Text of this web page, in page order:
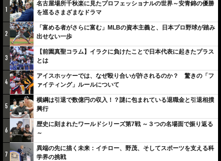
1
名古屋場所千秋楽に見たプロフェッショナルの世界～安青錦の優勝
を巡るさまざまなドラマ
2
「富める者がさらに富む」MLBの資本主義と、日本プロ野球が踏み
出せない一歩
3
【前園真聖コラム】イラクに負けたことで日本代表に起きたプラス
とは
4
アイスホッケーでは、なぜ殴り合いが許されるのか？ 驚きの「フ
ァイティング」ルールについて
5
横綱は引退で数億円の収入！？謎に包まれている退職金と引退相撲
興行
6
歴史に刻まれたワールドシリーズ第7戦 ～３つの名場面で振り返る
～
7
異端の先に描く未来：イチロー、野茂、そしてスポーツを支える科
学界の挑戦